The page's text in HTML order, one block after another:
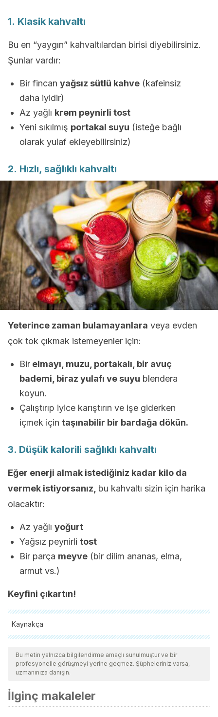
1. Klasik kahvaltı
Bu en “yaygın” kahvaltılardan birisi diyebilirsiniz.
Şunlar vardır:
Bir fincan yağsız sütlü kahve (kafeinsiz
daha iyidir)
Az yağlı krem peynirli tost
Yeni sıkılmış portakal suyu (isteğe bağlı
olarak yulaf ekleyebilirsiniz)
2. Hızlı, sağlıklı kahvaltı
Yeterince zaman bulamayanlara veya evden
çok tok çıkmak istemeyenler için:
Bir elmayı, muzu, portakalı, bir avuç
bademi, biraz yulafı ve suyu blendera
koyun.
Çalıştırıp iyice karıştırın ve işe giderken
içmek için taşınabilir bir bardağa dökün.
3. Düşük kalorili sağlıklı kahvaltı
Eğer enerji almak istediğiniz kadar kilo da
vermek istiyorsanız, bu kahvaltı sizin için harika
olacaktır:
Az yağlı yoğurt
Yağsız peynirli tost
Bir parça meyve (bir dilim ananas, elma,
armut vs.)
Keyfini çıkartın!
Kaynakça
Tüm alıntı yapılan kaynaklar, kalitelerini, güvenilirliklerini,
güncelliklerini ve geçerliliklerini sağlamak için ekibimiz
tarafından derinlemesine incelendi. Bu makalenin bibliyografisi
kabul edildi.
Raynor, H. A., & Vadiveloo, M. (2018, March 1).
Bu metin yalnızca bilgilendirme amaçlı sunulmuştur ve bir
profesyonelle görüşmeyi yerine geçmez. Şüpheleriniz varsa,
uzmanınıza danışın.
İlginç makaleler